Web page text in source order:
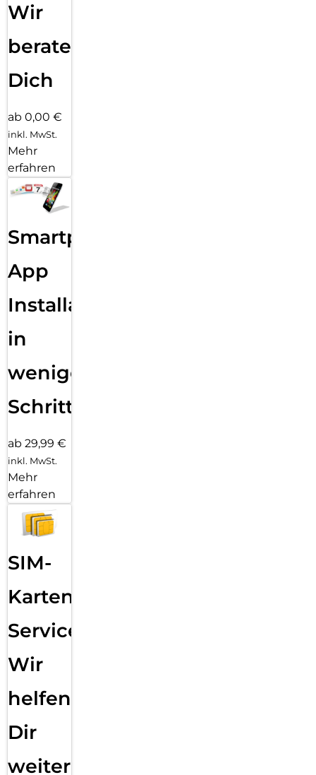
Wir
beraten
Dich
ab 0,00 €
inkl. MwSt.
Mehr
erfahren
Smartphone
App
Installation
in
wenigen
Schritten
ab 29,99 €
inkl. MwSt.
Mehr
erfahren
SIM-
Karten
Service:
Wir
helfen
Dir
weiter